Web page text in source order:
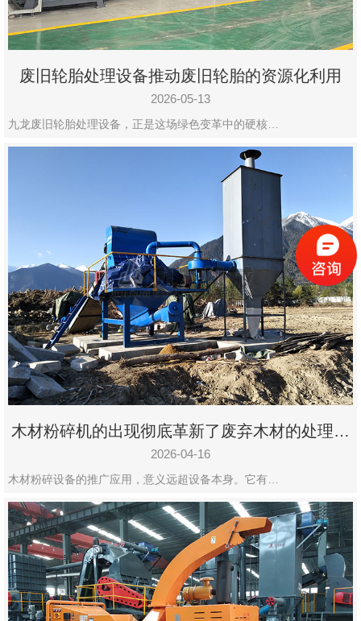
废旧轮胎处理设备推动废旧轮胎的资源化利用
2026-05-13
九龙废旧轮胎处理设备，正是这场绿色变革中的硬核…
木材粉碎机的出现彻底革新了废弃木材的处理模
式
2026-04-16
木材粉碎设备的推广应用，意义远超设备本身。它有…